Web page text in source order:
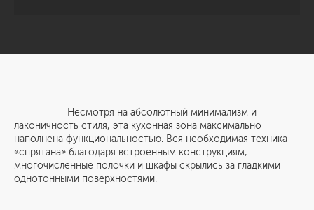
Несмотря на абсолютный минимализм и
лаконичность стиля, эта кухонная зона максимально
наполнена функциональностью. Вся необходимая техника
«спрятана» благодаря встроенным конструкциям,
многочисленные полочки и шкафы скрылись за гладкими
однотонными поверхностями.